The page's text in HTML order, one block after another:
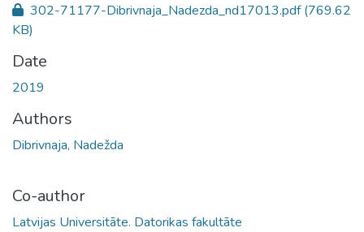
302-71177-Dibrivnaja_Nadezda_nd17013.pdf(769.62
KB)
Date
2019
Authors
Dibrivnaja, Nadežda
Co-author
Latvijas Universitāte. Datorikas fakultāte